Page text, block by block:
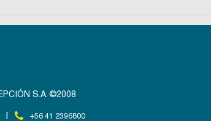
S.A. ©2008
+56 41 2396800